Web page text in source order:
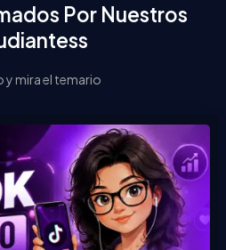
Por Nuestros
y mira el temario